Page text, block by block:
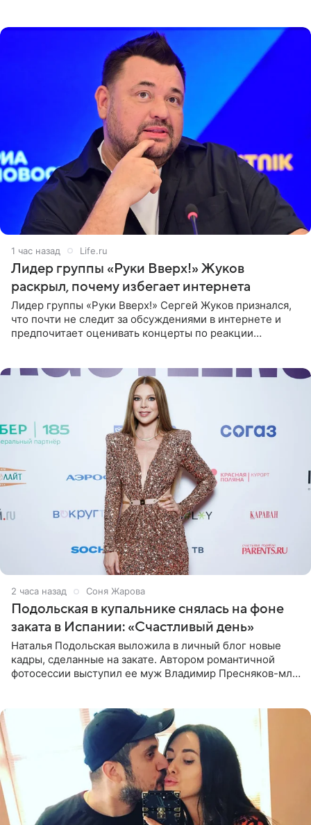
1 час назад Life.ru
Лидер группы «Руки Вверх!» Жуков
раскрыл, почему избегает интернета
Лидер группы «Руки Вверх!» Сергей Жуков признался,
что почти не следит за обсуждениями в интернете и
предпочитает оценивать концерты по реакции
2 часа назад Соня Жарова
Подольская в купальнике снялась на фоне
заката в Испании: «Счастливый день»
Наталья Подольская выложила в личный блог новые
кадры, сделанные на закате. Автором романтичной
фотосессии выступил ее муж Владимир Пресняков-мл.